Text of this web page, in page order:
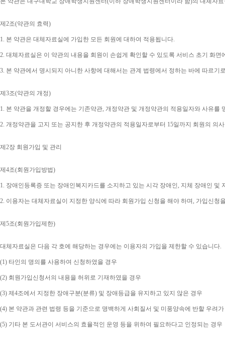
제 2조(약관의 효력)
1. 본 약관은 대체자료실에 가입한 모든 회원에 대하여 적용됩니다.
2. 대체자료실은 이 약관의 내용을 회원이 손쉽게 확인할 수 있도록 서비스 초기 화면
3. 본 약관에서 명시되지 아니한 사항에 대해서는 관계 법령에서 정하는 바에 따르기
제 3조(약관의 개정)
1. 본 약관을 개정할 경우에는 기존약관, 개정약관 및 개정약관의 적용일자와 사유를
2. 개정약관을 고지 또는 공지한 후 개정약관의 적용일자로부터 15일까지 회원의 의
제 2장 회원가입 및 관리
제 4조(회원가입방법)
1. 장애인등록증 또는 장애인복지카드를 소지하고 있는 시각 장애인, 지체 장애인 및
2. 이용자는 대체자료실이 지정한 양식에 따라 회원가입 신청을 해야 하며, 가입신청
제 5조(회원가입제한)
대체자료실은 다음 각 호에 해당하는 경우에는 이용자의 가입을 제한할 수 있습니다.
(1) 타인의 명의를 사용하여 신청하였을 경우
(2) 회원가입신청서의 내용을 허위로 기재하였을 경우
(3) 제 4조에서 지정한 장애구분(분류) 및 장애등급을 유지하고 있지 않은 경우
(4) 본 약관과 관련 법령 등을 기준으로 명백하게 사회질서 및 미풍양속에 반할 우려
(5) 기타 본 도서관이 서비스의 효율적인 운영 등을 위하여 필요하다고 인정되는 경우